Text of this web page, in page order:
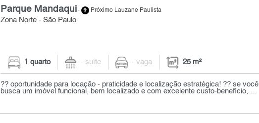
Parque Mandaqui- Próximo Lauzane Paulista
Zona Norte - São Paulo
1 quarto - suíte - vaga 25 m²
?? oportunidade para locação - praticidade e localização estratégica! ?? se você
busca um imóvel funcional, bem localizado e com excelente custo-benefício, ...